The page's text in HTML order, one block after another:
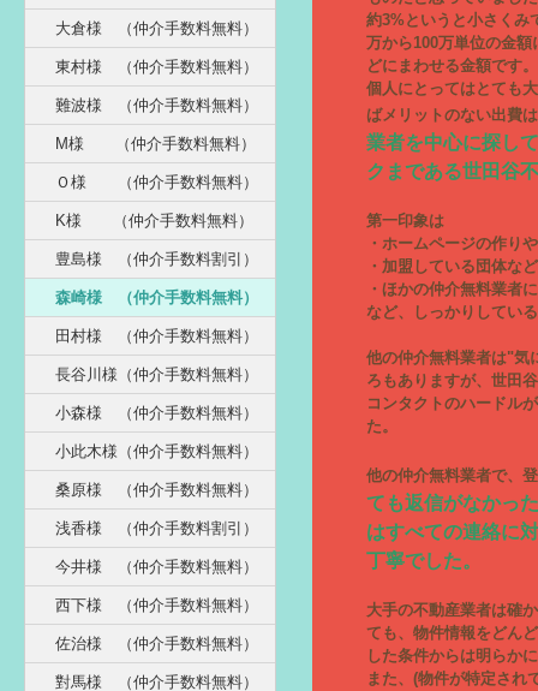
大倉様 （仲介手数料無料）
東村様 （仲介手数料無料）
難波様 （仲介手数料無料）
M様 （仲介手数料無料）
Ｏ様 （仲介手数料無料）
K様 （仲介手数料無料）
豊島様 （仲介手数料割引）
森崎様 （仲介手数料無料）
田村様 （仲介手数料無料）
長谷川様（仲介手数料無料）
小森様 （仲介手数料無料）
小此木様（仲介手数料無料）
桑原様 （仲介手数料無料）
浅香様 （仲介手数料割引）
今井様 （仲介手数料無料）
西下様 （仲介手数料無料）
佐治様 （仲介手数料無料）
對馬様 （仲介手数料無料）
約3%というと小さくみ
万から100万単位の金
どにまわせる金額です。
個人にとってはとても
ばメリットのない出費
業者を中心に探し
クまである世田谷
第一印象は
・ホームページの作り
・加盟している団体な
・ほかの仲介無料業者
など、しっかりしてい
他の仲介無料業者は"気
ろもありますが、世田
コンタクトのハードル
た。
他の仲介無料業者で、
ても返信がなかっ
はすべての連絡に
丁寧でした。
大手の不動産業者は確
ても、物件情報をどん
した条件からは明らか
また、(物件が特定され